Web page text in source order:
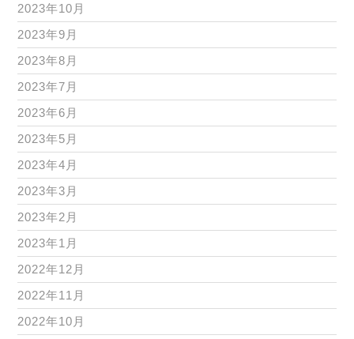
2023年10月
2023年9月
2023年8月
2023年7月
2023年6月
2023年5月
2023年4月
2023年3月
2023年2月
2023年1月
2022年12月
2022年11月
2022年10月